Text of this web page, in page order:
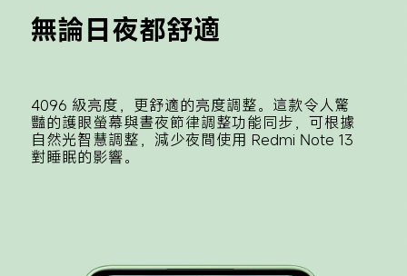
無論日夜都舒適
4096 級亮度，更舒適的亮度調整。這款令人驚
豔的護眼螢幕與晝夜節律調整功能同步，可根據
自然光智慧調整，減少夜間使用 Redmi Note 13
對睡眠的影響。